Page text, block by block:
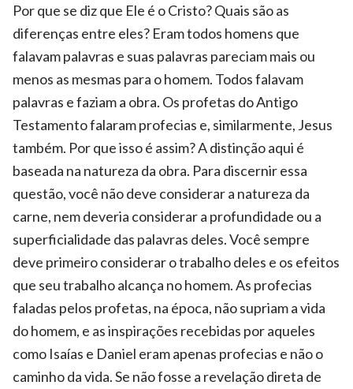
Por que se diz que Ele é o Cristo? Quais são as
diferenças entre eles? Eram todos homens que
falavam palavras e suas palavras pareciam mais ou
menos as mesmas para o homem. Todos falavam
palavras e faziam a obra. Os profetas do Antigo
Testamento falaram profecias e, similarmente, Jesus
também. Por que isso é assim? A distinção aqui é
baseada na natureza da obra. Para discernir essa
questão, você não deve considerar a natureza da
carne, nem deveria considerar a profundidade ou a
superficialidade das palavras deles. Você sempre
deve primeiro considerar o trabalho deles e os efeitos
que seu trabalho alcança no homem. As profecias
faladas pelos profetas, na época, não supriam a vida
do homem, e as inspirações recebidas por aqueles
como Isaías e Daniel eram apenas profecias e não o
caminho da vida. Se não fosse a revelação direta de